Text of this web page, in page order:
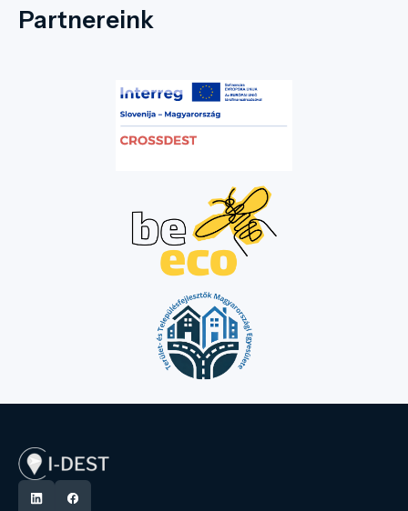
Partnereink